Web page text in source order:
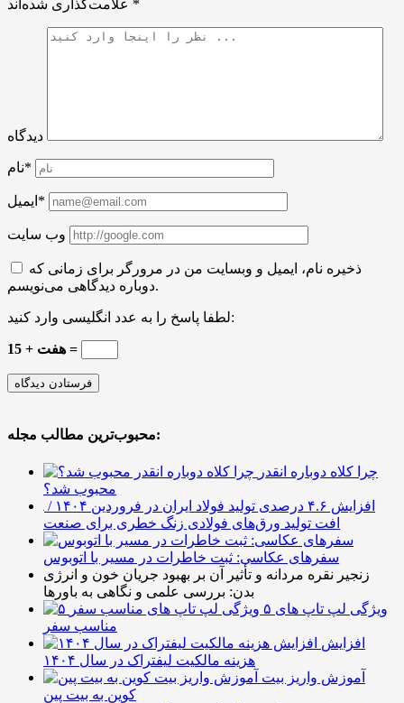
*
دیدگاه
نام*
ایمیل*
وب سایت
ذخیره نام، ایمیل و وبسایت من در مرورگر برای زمانی که
دوباره دیدگاهی می‌نویسم.
لطفا پاسخ را به عدد انگلیسی وارد کنید:
هفت + 15 =
محبوب‌ترین مطالب مجله:
چرا کلاه دوباره انقدر
محبوب شد؟
افزایش ۴.۶ درصدی تولید فولاد ایران در فروردین ۱۴۰۴ /
افت تولید ورق‌های فولادی زنگ خطری برای صنعت
سفرهای عکاسی: ثبت خاطرات در مسیر با اتوبوس
زنجیر نقره مردانه و تأثیر آن بر بهبود جریان خون و انرژی
بدن: بررسی علمی و نگاهی به باورها
۵ ویژگی لپ تاپ های
مناسب سفر
افزایش
هزینه مالکیت لیفتراک در سال ۱۴۰۴
آموزش واریز بیت
کوین به بیت پین